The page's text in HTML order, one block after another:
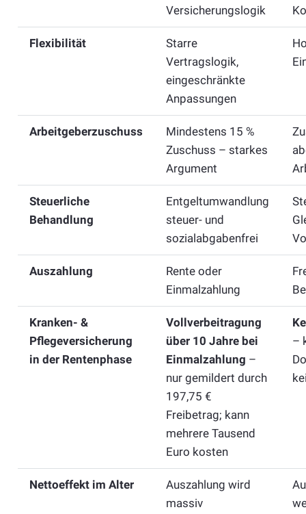
Versicherungslogik
Flexibilität
Starre
Vertragslogik,
eingeschränkte
Anpassungen
Arbeitgeberzuschuss
Mindestens 15 %
Zuschuss – starkes
Argument
Steuerliche
Behandlung
Entgeltumwandlung
steuer- und
sozialabgabenfrei
Auszahlung
Rente oder
Einmalzahlung
Kranken- &
Pflegeversicherung
in der Rentenphase
Vollverbeitragung
über 10 Jahre bei
Einmalzahlung –
nur gemildert durch
197,75 €
Freibetrag; kann
mehrere Tausend
Euro kosten
–
Nettoeffekt im Alter
Auszahlung wird
massiv